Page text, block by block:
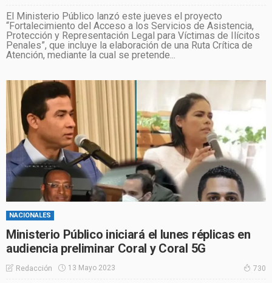
El Ministerio Público lanzó este jueves el proyecto
“Fortalecimiento del Acceso a los Servicios de Asistencia,
Protección y Representación Legal para Víctimas de Ilícitos
Penales”, que incluye la elaboración de una Ruta Crítica de
Atención, mediante la cual se pretende...
NACIONALES
Ministerio Público iniciará el lunes réplicas en
audiencia preliminar Coral y Coral 5G
Redacción 13 Mayo 2023 730